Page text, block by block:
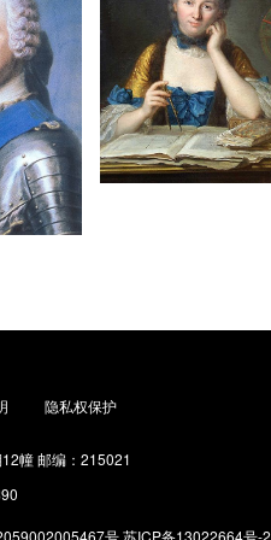
隐私权保护
幢 邮编：215021
号苏ICP备13022664号-2